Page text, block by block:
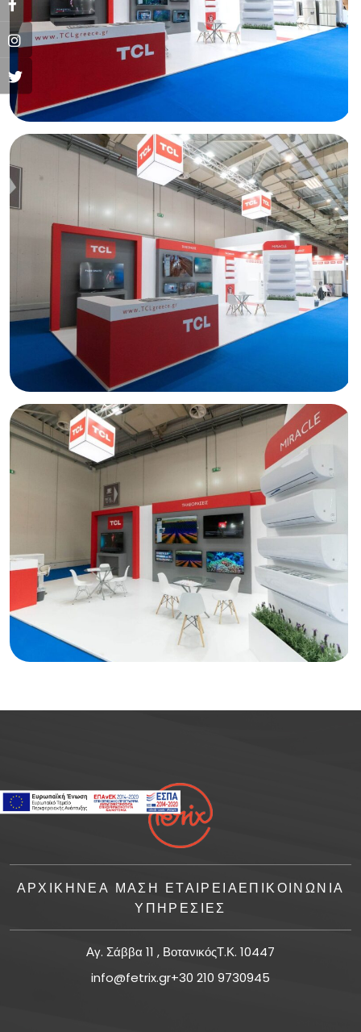
ΑΡΧΙΚΗΝΈΑ ΜΑΣΗ ΕΤΑΙΡΕΙΑΕΠΙΚΟΙΝΩΝΙΑ
ΥΠΗΡΕΣΙΕΣ
Αγ. Σάββα 11 , ΒοτανικόςΤ.Κ. 10447
info@fetrix.gr+30 210 9730945